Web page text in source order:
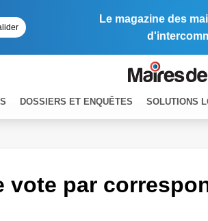
Le magazine des
DOSSIERS ET ENQUÊTES SOLUTIONS
vote par